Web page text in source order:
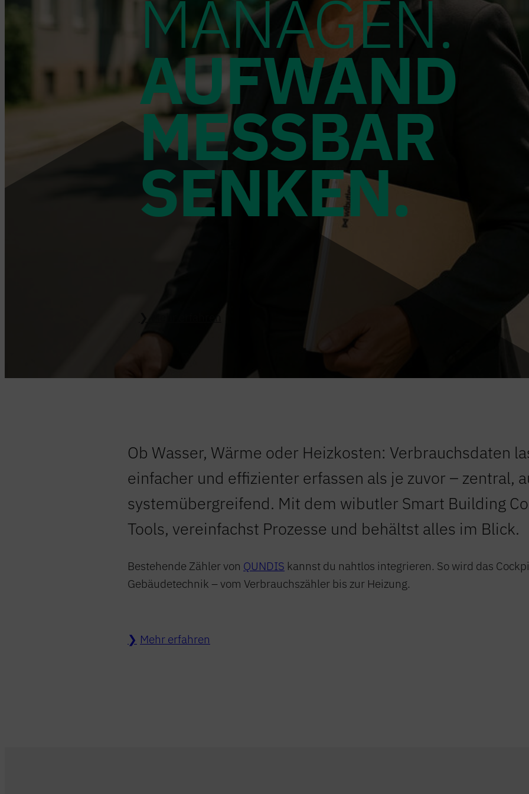
MANAGEN.
AUFWAND
MESSBAR
SENKEN.
Ob Wasser, Wärme oder Heizkosten: Verbrauchsdaten
einfacher und effizienter erfassen als je zuvor – zentral,
systemübergreifend. Mit dem wibutler Smart Building
Tools, vereinfachst Prozesse und behältst alles im Blick.
Bestehende Zähler von QUNDIS kannst du nahtlos integrieren. So wird das
Gebäudetechnik – vom Verbrauchszähler bis zur Heizung.
Mehr erfahren